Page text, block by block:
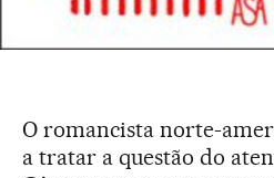
O romancista norte-
a tratar a questão do